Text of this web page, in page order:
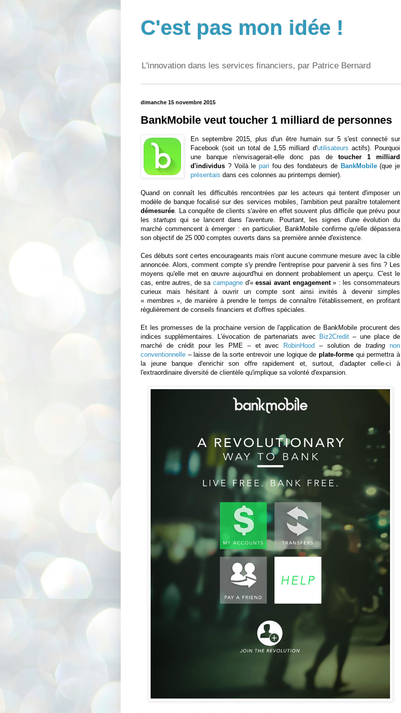
C'est pas mon idée !
L'innovation dans les services financiers, par Patrice Bernard
dimanche 15 novembre 2015
BankMobile veut toucher 1 milliard de personnes
En septembre 2015, plus d'un être humain sur 5 s'est connecté sur
Facebook (soit un total de 1,55 milliard d'utilisateurs actifs). Pourquoi
une banque n'envisagerait-elle donc pas de toucher 1 milliard
d'individus ? Voilà lepari fou des fondateurs de BankMobile(que je
présentais dans ces colonnes au printemps dernier).
Quand on connaît les difficultés rencontrées par les acteurs qui tentent d'imposer un
modèle de banque focalisé sur des services mobiles, l'ambition peut paraître totalement
démesurée. La conquête de clients s'avère en effet souvent plus difficile que prévu pour
les startups qui se lancent dans l'aventure. Pourtant, les signes d'une évolution du
marché commencent à émerger : en particulier, BankMobile confirme qu'elle dépassera
son objectif de 25 000 comptes ouverts dans sa première année d'existence.
Ces débuts sont certes encourageants mais n'ont aucune commune mesure avec la cible
annoncée. Alors, comment compte s'y prendre l'entreprise pour parvenir à ses fins ? Les
moyens qu'elle met en œuvre aujourd'hui en donnent probablement un aperçu. C'est le
cas, entre autres, de sacampagne d'«essai avant engagement» : les consommateurs
curieux mais hésitant à ouvrir un compte sont ainsi invités à devenir simples
« membres », de manière à prendre le temps de connaître l'établissement, en profitant
régulièrement de conseils financiers et d'offres spéciales.
Et les promesses de la prochaine version de l'application de BankMobile procurent des
indices supplémentaires. L'évocation de partenariats avec
Biz2Credit – une place de
marché de crédit pour les PME – et avec
RobinHood – solution detrading
non
conventionnelle – laisse de la sorte entrevoir une logique de plate-formequi permettra à
la jeune banque d'enrichir son offre rapidement et, surtout, d'adapter celle-ci à
l'extraordinaire diversité de clientèle qu'implique sa volonté d'expansion.